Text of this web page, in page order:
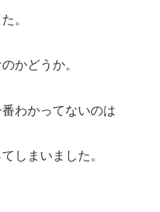
。
かどうか。
わかってないのは
しまいました。